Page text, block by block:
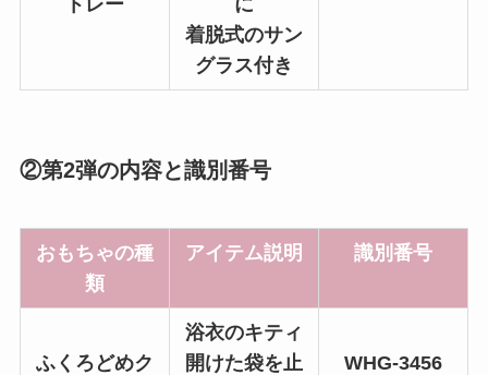
トレー
に
着脱式のサン
グラス付き
②第2弾の内容と識別番号
おもちゃの種
類
アイテム説明 識別番号
ふくろどめク
浴衣のキティ
開けた袋を止
WHG-3456